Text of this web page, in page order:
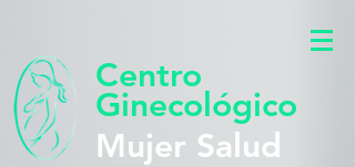
Centro
Ginecológico
Mujer Salud